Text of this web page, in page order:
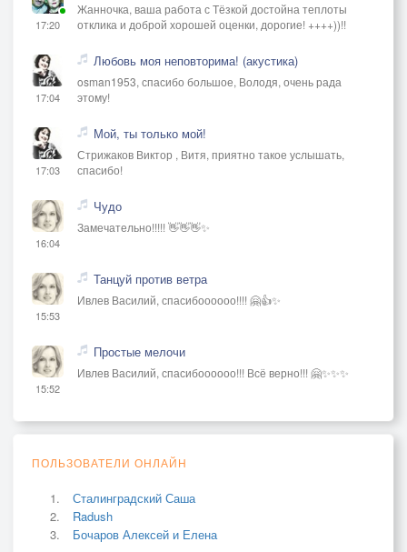
17:20
Жанночка, ваша работа с Тёзкой достойна теплоты
отклика и доброй хорошей оценки, дорогие! ++++))!!
17:04
Любовь моя неповторима! (акустика)
osman1953, спасибо большое, Володя, очень рада
этому!
17:03
Мой, ты только мой!
Стрижаков Виктор , Витя, приятно такое услышать,
спасибо!
16:04
Чудо
Замечательно!!!!! 👋👋👋✨
15:53
Танцуй против ветра
Ивлев Василий, спасибоооооо!!!! 🤗👍✨
15:52
Простые мелочи
Ивлев Василий, спасибоооооо!!! Всё верно!!! 🤗✨✨✨
ПОЛЬЗОВАТЕЛИ ОНЛАЙН
Сталинградский Саша
Radush
Бочаров Алексей и Елена